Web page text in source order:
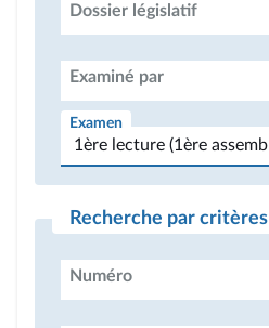
Dossier législatif
Examiné par
Examen
Recherche par critères
Numéro